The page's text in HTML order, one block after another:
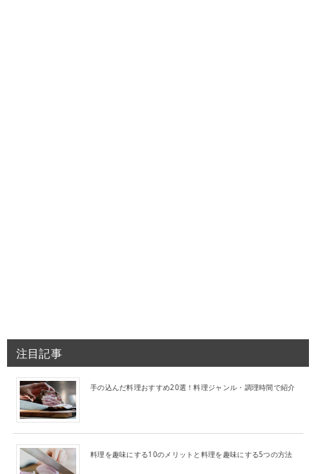
注目記事
手の込んだ料理おすすめ20選！料理ジャンル・調理時間で紹介
料理を趣味にする10のメリットと料理を趣味にする5つの方法